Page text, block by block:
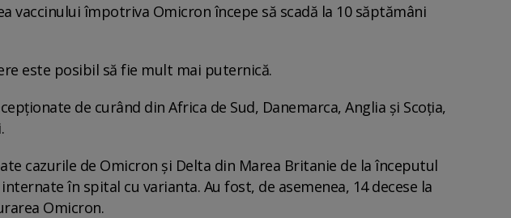
vaccinului împotriva Omicron începe să scadă la 10 săptămâni
este posibil să fie mult mai puternică.
de curând din Africa de Sud, Danemarca, Anglia și Scoția,
cazurile de Omicron și Delta din Marea Britanie de la începutul
în spital cu varianta. Au fost, de asemenea, 14 decese la
Omicron.